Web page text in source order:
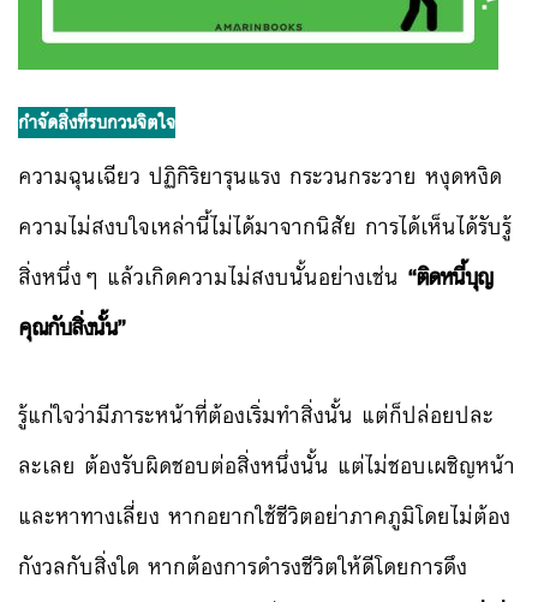
กำจัดสิ่งที่รบกวนจิตใจ
ความฉุนเฉียว ปฏิกิริยารุนแรง กระวนกระวาย หงุดหงิด
ความไม่สงบใจเหล่านี้ไม่ได้มาจากนิสัย การได้เห็นได้รับรู้
สิ่งหนึ่งๆ แล้วเกิดความไม่สงบนั้นอย่างเช่น “ติดหนี้บุญ
คุณกับสิ่งนั้น”
รู้แก่ใจว่ามีภาระหน้าที่ต้องเริ่มทำสิ่งนั้น แต่ก็ปล่อยปละ
ละเลย ต้องรับผิดชอบต่อสิ่งหนึ่งนั้น แต่ไม่ชอบเผชิญหน้า
และหาทางเลี่ยง หากอยากใช้ชีวิตอย่าภาคภูมิโดยไม่ต้อง
กังวลกับสิ่งใด หากต้องการดำรงชีวิตให้ดีโดยการดึง